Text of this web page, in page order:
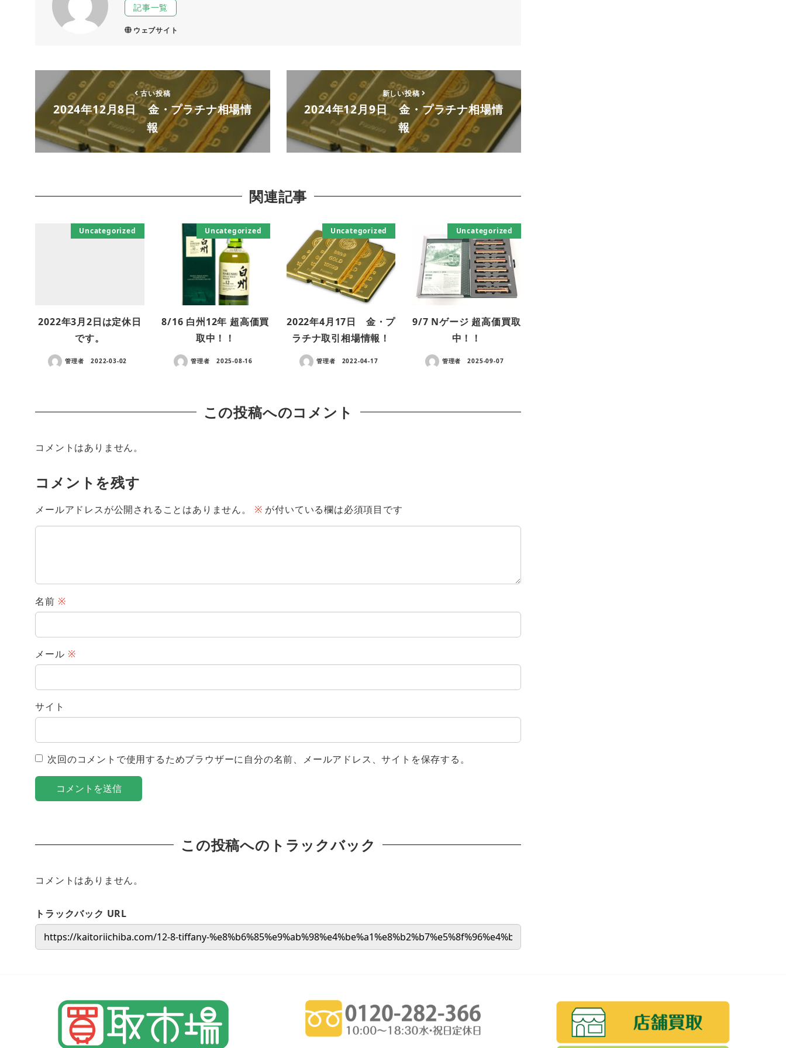
記事一覧
ウェブサイト
古い投稿
2024年12月8日 金・プラチナ相場情
報
新しい投稿
2024年12月9日 金・プラチナ相場情
報
関連記事
Uncategorized
2022年3月2日は定休日
です。
管理者 2022-03-02
Uncategorized
8/16 白州12年 超高価買
取中！！
管理者 2025-08-16
Uncategorized
2022年4月17日 金・プ
ラチナ取引相場情報！
管理者 2022-04-17
Uncategorized
9/7 Nゲージ 超高価買取
中！！
管理者 2025-09-07
この投稿へのコメント
コメントはありません。
コメントを残す
メールアドレスが公開されることはありません。 ※ が付いている欄は必須項目です
名前 ※
メール ※
サイト
次回のコメントで使用するためブラウザーに自分の名前、メールアドレス、サイトを保存する。
この投稿へのトラックバック
コメントはありません。
トラックバック URL